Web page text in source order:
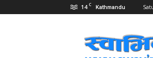
14 C Kathmandu
Swaviman
Nepal